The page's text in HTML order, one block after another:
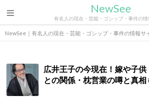
NewSee
有名人の現在・芸能・ゴシップ・事件の情
NewSee｜有名人の現在・芸能・ゴシップ・事件の情報サ
広井王子の今現在！嫁や子
との関係・枕営業の噂と真